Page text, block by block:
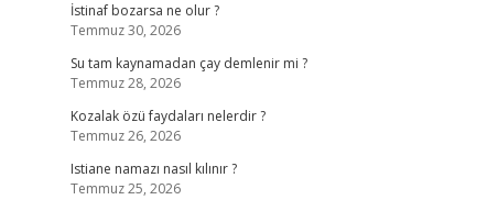
İstinaf bozarsa ne olur ?
Temmuz 30, 2026
Su tam kaynamadan çay demlenir mi ?
Temmuz 28, 2026
Kozalak özü faydaları nelerdir ?
Temmuz 26, 2026
Istiane namazı nasıl kılınır ?
Temmuz 25, 2026